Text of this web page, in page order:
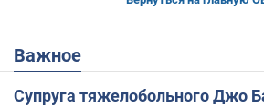
Важное
Супруга тяжелобольного Джо